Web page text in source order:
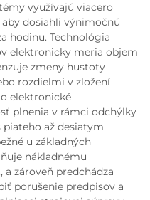
využívajú viacero
dosiahli výnimočnú
hodinu. Technológia
elektronicky meria objem
zmeny hustoty
rozdielmi v zložení
elektronické
plnenia v rámci odchýlky
až desiatym
u základných
nákladnému
zároveň predchádza
porušenie predpisov a